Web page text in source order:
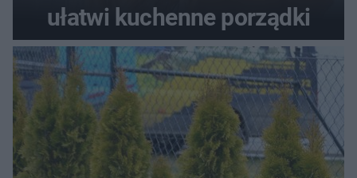
ułatwi kuchenne porządki